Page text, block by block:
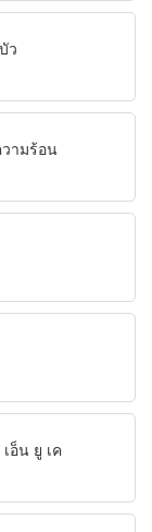
ว
ามร้อน
อ็น ยู เค